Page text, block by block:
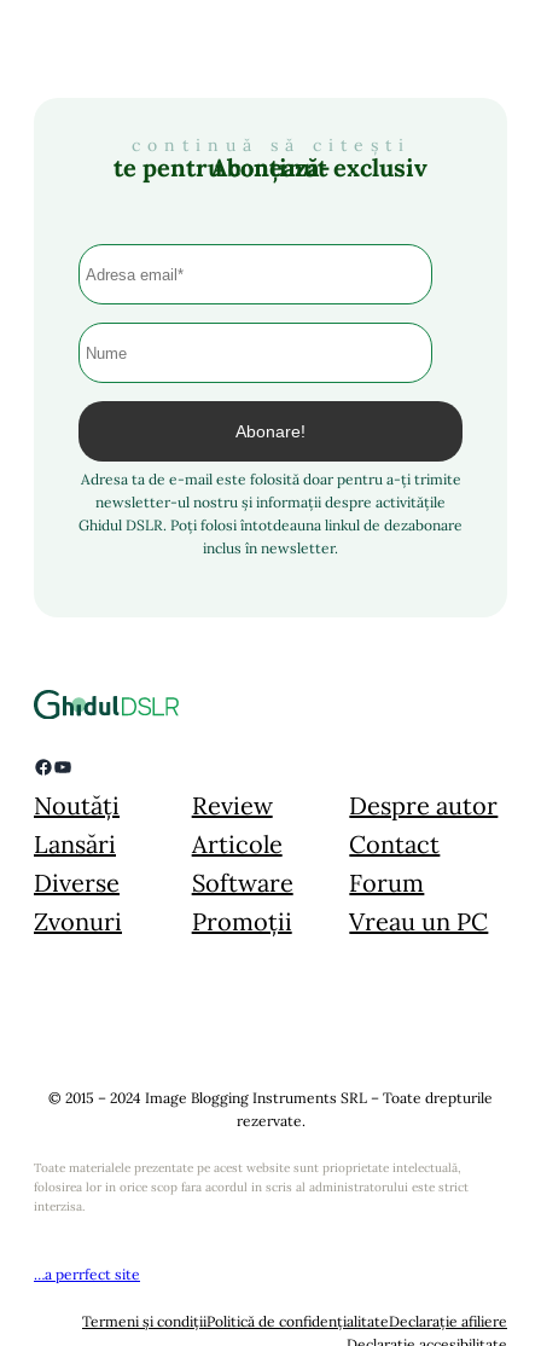
continuă să citești
Abonează-te pentru conținut exclusiv
Adresa ta de e-mail este folosită doar pentru a-ți trimite
newsletter-ul nostru și informații despre activitățile
Ghidul DSLR. Poți folosi întotdeauna linkul de dezabonare
inclus în newsletter.
Facebook YouTube
Noutăți
Lansări
Diverse
Zvonuri
Review
Articole
Software
Promoții
Despre autor
Contact
Forum
Vreau un PC
© 2015 – 2024 Image Blogging Instruments SRL – Toate drepturile
rezervate.
Toate materialele prezentate pe acest website sunt prioprietate intelectuală,
folosirea lor in orice scop fara acordul in scris al administratorului este strict
interzisa.
…a perrfect site
Termeni și condițiiPolitică de confidențialitateDeclarație afiliere